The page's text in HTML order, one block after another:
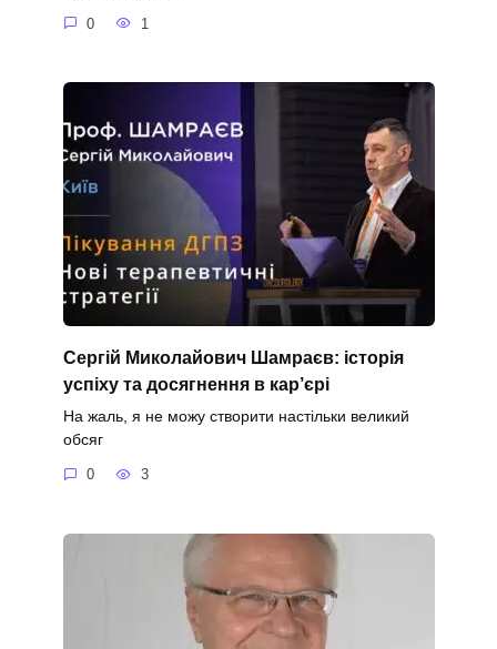
0 1
Сергій Миколайович Шамраєв: історія
успіху та досягнення в кар’єрі
На жаль, я не можу створити настільки великий
обсяг
0 3